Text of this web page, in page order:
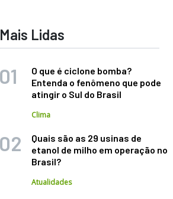
Mais Lidas
O que é ciclone bomba?
Entenda o fenômeno que pode
atingir o Sul do Brasil
Clima
Quais são as 29 usinas de
etanol de milho em operação no
Brasil?
Atualidades